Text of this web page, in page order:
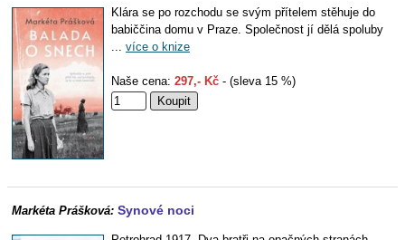
Klára se po rozchodu se svým přítelem stěhuje do
babiččina domu v Praze. Společnost jí dělá spoluby
... více o knize
Naše cena: 297,- Kč - (sleva 15 %)
Markéta Prášková: Synové noci